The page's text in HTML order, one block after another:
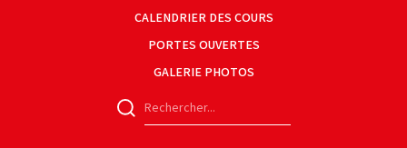
CALENDRIER DES COURS
PORTES OUVERTES
GALERIE PHOTOS